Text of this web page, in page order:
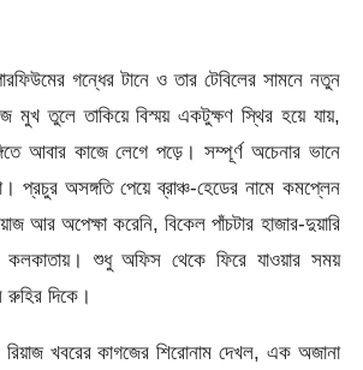
গন্ধের টানে ও তার টেবিলের সামনে নতুন
মুখ তুলে তাকিয়ে বিস্ময় একটুক্ষণ স্থির হয়ে যায়,
আবার কাজে লেগে পড়ে। সম্পূর্ণ অচেনার ভানে
প্রচুর অসঙ্গতি পেয়ে ব্রাঞ্চ-হেডের নামে কমপ্লেন
আর অপেক্ষা করেনি, বিকেল পাঁচটার হাজার-দুয়ারি
কলকাতায়। শুধু অফিস থেকে ফিরে যাওয়ার সময়
রুহির দিকে।
খবরের কাগজের শিরোনাম দেখল, এক অজানা